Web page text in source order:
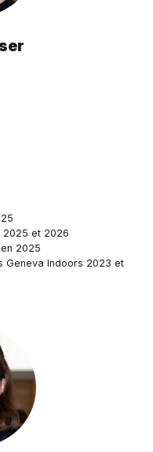
2025 et 2026
2025
Geneva Indoors 2023 et